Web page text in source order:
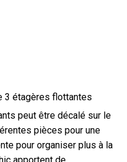
3 étagères flottantes
peut être décalé sur le
pièces pour une
pour organiser plus à la